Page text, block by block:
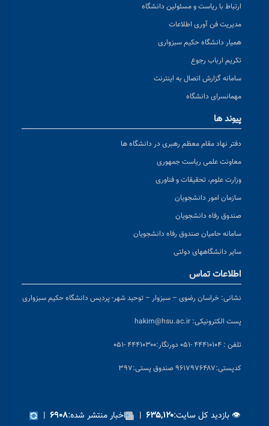
ارتباط با ریاست و مسئولین دانشگاه
مدیریت فن آوری اطلاعات
همیار دانشگاه حکیم سبزواری
تکریم ارباب رجوع
سامانه گزارش اتصال به اینترنت
مهمانسرای دانشگاه
پیوند ها
دفتر نهاد مقام معظم رهبری در دانشگاه ها
معاونت علمی ریاست جمهوری
وزارت علوم، تحقیقات و فناوری
سازمان امور دانشجویان
صندوق رفاه دانشجویان
سامانه حامیان صندوق رفاه دانشجویان
سایر دانشگاههای دولتی
اطلاعات تماس
نشانی: خراسان رضوی – سبزوار – توحید شهر- پردیس دانشگاه حکیم سبزواری
پست الکترونیکی: hakim@hsu.ac.ir
تلفن : ۴۴۴۱۰۱۰۴ -۰۵۱ دورنگار:۴۴۴۱۰۳۰۰ -۰۵۱
کدپستی:۹۶۱۷۹۷۶۴۸۷ صندوق پستی:۳۹۷
👁 بازدید کل سایت:۶۳۵,۱۲۰ | اخبار منتشر شده:۶۹۰۸ |